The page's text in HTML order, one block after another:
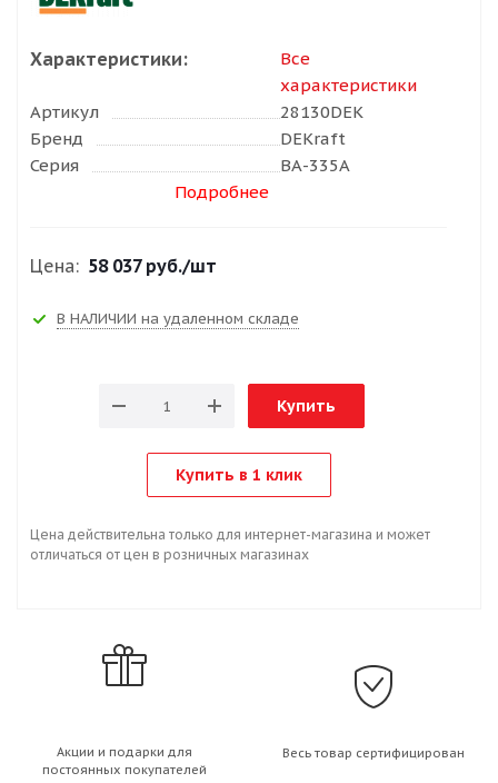
Характеристики:
Все
характеристики
Артикул
28130DEK
Бренд
DEKraft
Серия
ВА-335А
Подробнее
Цена: 58 037 руб./шт
В НАЛИЧИИ на удаленном складе
Купить
Купить в 1 клик
Цена действительна только для интернет-магазина и может
отличаться от цен в розничных магазинах
Акции и подарки для
постоянных покупателей
Весь товар сертифицирован